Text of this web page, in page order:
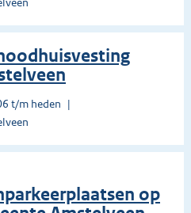
t/m heden
op